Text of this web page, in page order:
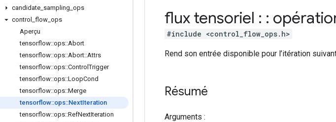
candidate sampling ops
control
flow ops
Aperçu
tensorflow::ops::Abort
tensorflow::ops::Abort::Attrs
tensorflow::ops::ControlTrigger
tensorflow::ops::LoopCond
tensorflow::ops::Merge
tensorflow::ops::NextIteration
tensorflow::ops::RefNextIteration
flux tensoriel : :
#include <control_flow_ops.h>
Rend son entrée disponible pour l’itération
Résumé
Arguments :